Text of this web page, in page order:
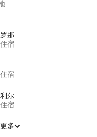
那
宿
宿
尔
宿
多